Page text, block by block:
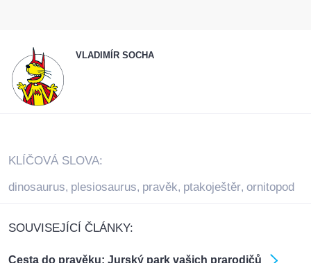
VLADIMÍR SOCHA
KLÍČOVÁ SLOVA:
dinosaurus, plesiosaurus, pravěk, ptakoještěr, ornitopod
SOUVISEJÍCÍ ČLÁNKY:
Cesta do pravěku: Jurský park vašich prarodičů